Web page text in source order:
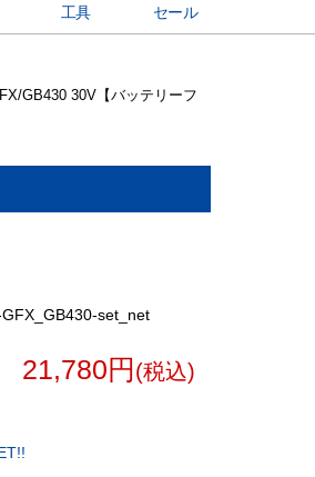
工具 セール
GB430 30V【バッテリーフ
set_net
21,780円 (税込)